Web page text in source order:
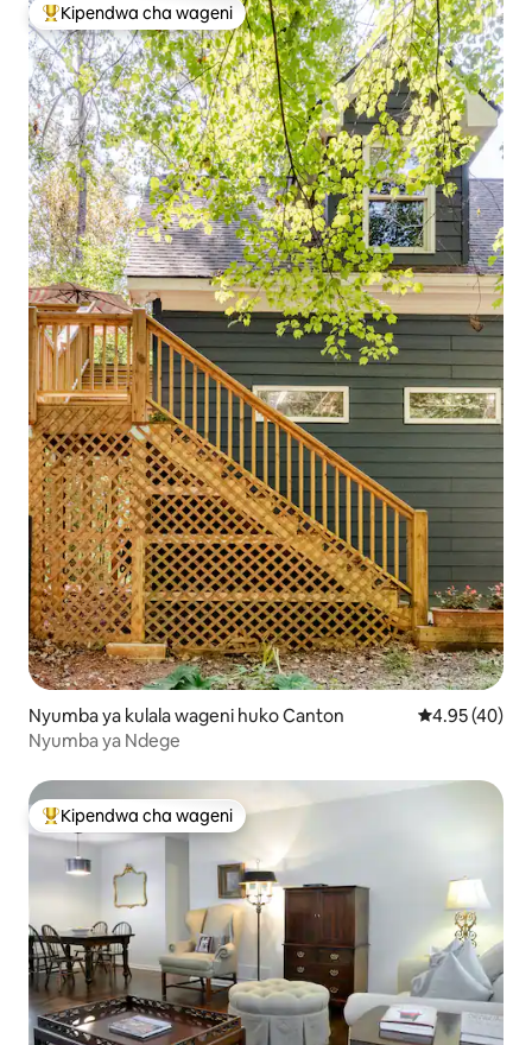
Kipendwa maarufu cha wageni
Kipendwa cha wageni
Nyumba ya kulala wageni huko Canton Ukadiriaji wa
4.95 (40)
Nyumba ya Ndege
Kipendwa maarufu cha wageni
Kipendwa cha wageni